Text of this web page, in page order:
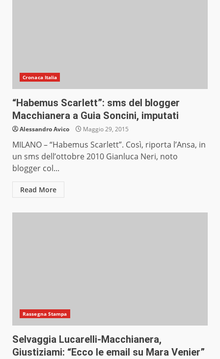
Cronaca Italia
“Habemus Scarlett”: sms del blogger
Macchianera a Guia Soncini, imputati
Alessandro Avico Maggio 29, 2015
MILANO – “Habemus Scarlett”. Così, riporta l’Ansa, in
un sms dell’ottobre 2010 Gianluca Neri, noto
blogger col...
Read More
Rassegna Stampa
Selvaggia Lucarelli-Macchianera,
Giustiziami: “Ecco le email su Mara Venier”